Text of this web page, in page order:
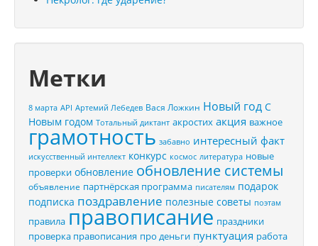
Метки
8 марта API Артемий Лебедев Вася Ложкин Новый год С
Новым годом Тотальный диктант акростих акция важное
грамотность забавно интересный факт
искусственный интеллект конкурс космос литература новые
проверки обновление обновление системы
объявление партнёрская программа писателям подарок
подписка поздравление полезные советы поэтам
правила правописание праздники
проверка правописания про деньги пунктуация работа